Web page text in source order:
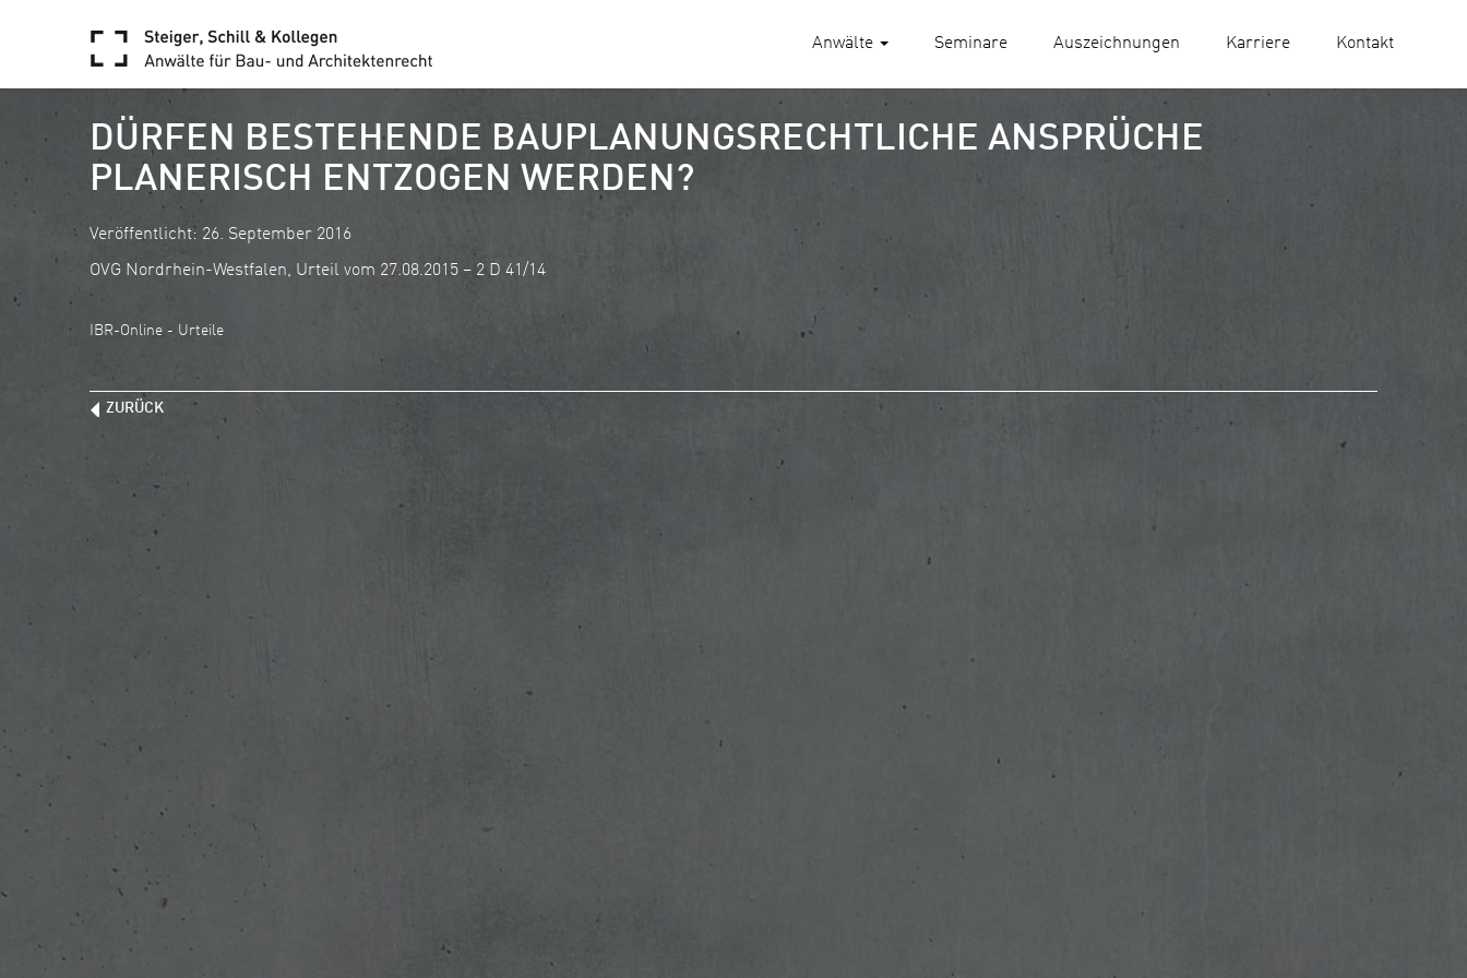
Anwälte Seminare Auszeichnungen Karriere Kontakt
DÜRFEN BESTEHENDE BAUPLANUNGSRECHTLICHE ANSPRÜCHE
PLANERISCH ENTZOGEN WERDEN?
Veröffentlicht: 26. September 2016
OVG Nordrhein-Westfalen, Urteil vom 27.08.2015 – 2 D 41/14
IBR-Online - Urteile
ZURÜCK